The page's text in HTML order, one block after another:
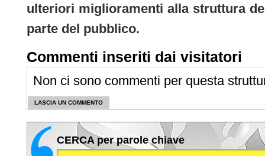
ulteriori miglioramenti alla struttura
parte del pubblico.
Commenti inseriti dai visitatori
Non ci sono commenti per questa
LASCIA UN COMMENTO
CERCA per parole chiave